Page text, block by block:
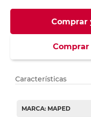
Comprar
Comprar
Características
MARCA: MAPED